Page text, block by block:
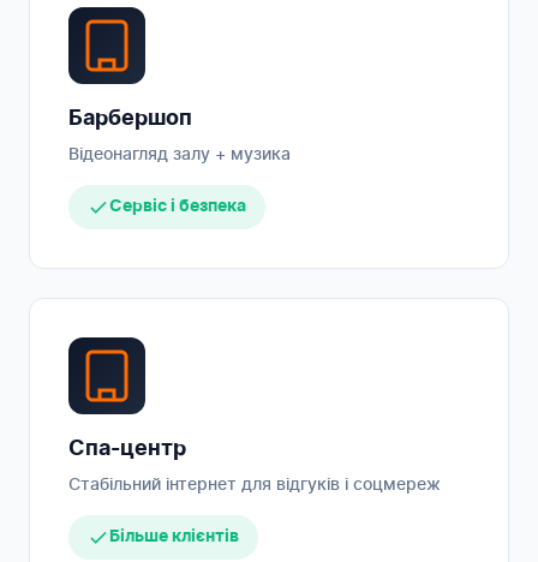
Барбершоп
Відеонагляд залу + музика
Сервіс і безпека
Спа-центр
Стабільний інтернет для відгуків і соцмереж
Більше клієнтів